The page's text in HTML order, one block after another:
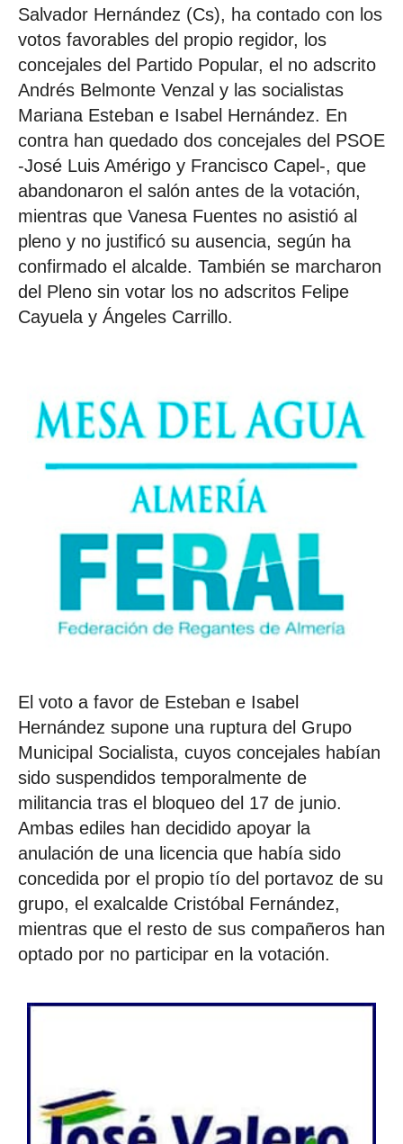
Salvador Hernández (Cs), ha contado con los
votos favorables del propio regidor, los
concejales del Partido Popular, el no adscrito
Andrés Belmonte Venzal y las socialistas
Mariana Esteban e Isabel Hernández. En
contra han quedado dos concejales del PSOE
-José Luis Amérigo y Francisco Capel-, que
abandonaron el salón antes de la votación,
mientras que Vanesa Fuentes no asistió al
pleno y no justificó su ausencia, según ha
confirmado el alcalde. También se marcharon
del Pleno sin votar los no adscritos Felipe
Cayuela y Ángeles Carrillo.
El voto a favor de Esteban e Isabel
Hernández supone una ruptura del Grupo
Municipal Socialista, cuyos concejales habían
sido suspendidos temporalmente de
militancia tras el bloqueo del 17 de junio.
Ambas ediles han decidido apoyar la
anulación de una licencia que había sido
concedida por el propio tío del portavoz de su
grupo, el exalcalde Cristóbal Fernández,
mientras que el resto de sus compañeros han
optado por no participar en la votación.